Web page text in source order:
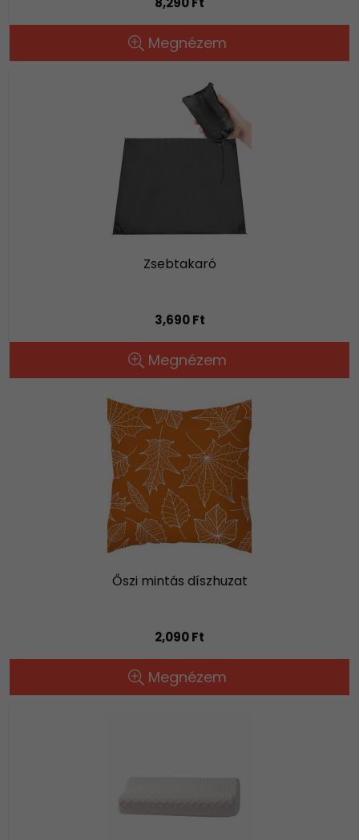
Megnézem
Zsebtakaró
3,690 Ft
Megnézem
Őszi mintás díszhuzat
2,090 Ft
Megnézem